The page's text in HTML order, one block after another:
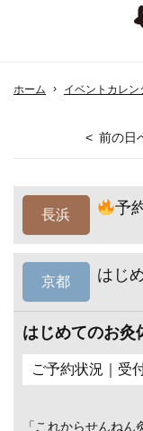
ホーム イベントカレン
前の日
長浜 予
京都 はじ
はじめてのお灸
ご予約状況｜受
「これからせんね